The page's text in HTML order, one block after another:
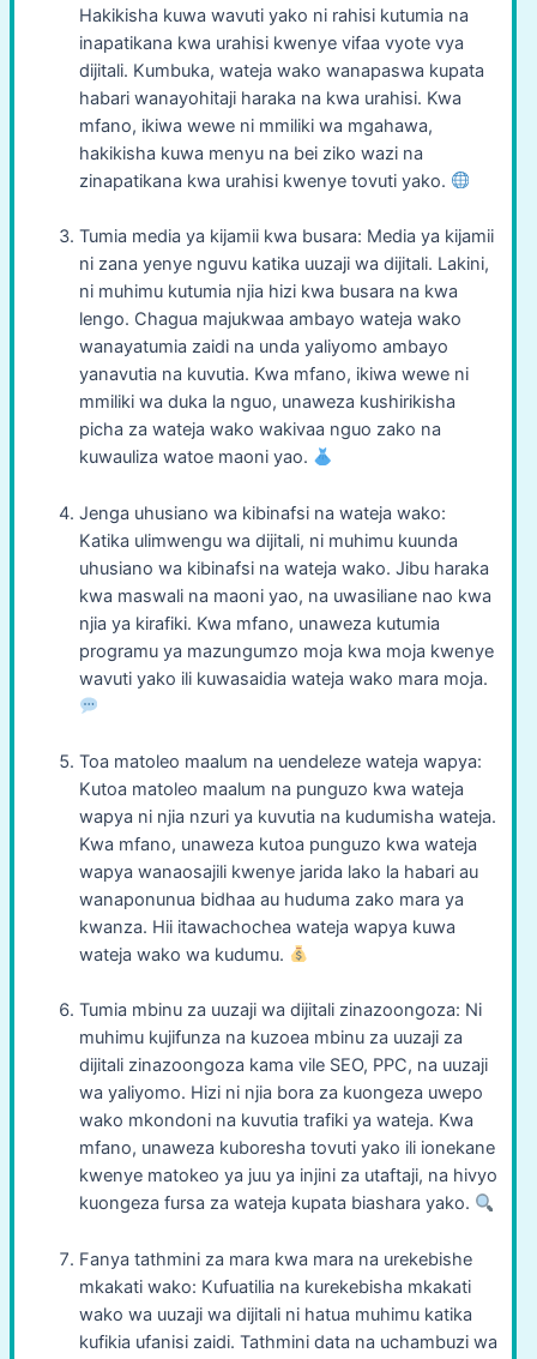
Hakikisha kuwa wavuti yako ni rahisi kutumia na
inapatikana kwa urahisi kwenye vifaa vyote vya
dijitali. Kumbuka, wateja wako wanapaswa kupata
habari wanayohitaji haraka na kwa urahisi. Kwa
mfano, ikiwa wewe ni mmiliki wa mgahawa,
hakikisha kuwa menyu na bei ziko wazi na
zinapatikana kwa urahisi kwenye tovuti yako.
Tumia media ya kijamii kwa busara: Media ya kijamii
ni zana yenye nguvu katika uuzaji wa dijitali. Lakini,
ni muhimu kutumia njia hizi kwa busara na kwa
lengo. Chagua majukwaa ambayo wateja wako
wanayatumia zaidi na unda yaliyomo ambayo
yanavutia na kuvutia. Kwa mfano, ikiwa wewe ni
mmiliki wa duka la nguo, unaweza kushirikisha
picha za wateja wako wakivaa nguo zako na
kuwauliza watoe maoni yao.
Jenga uhusiano wa kibinafsi na wateja wako:
Katika ulimwengu wa dijitali, ni muhimu kuunda
uhusiano wa kibinafsi na wateja wako. Jibu haraka
kwa maswali na maoni yao, na uwasiliane nao kwa
njia ya kirafiki. Kwa mfano, unaweza kutumia
programu ya mazungumzo moja kwa moja kwenye
wavuti yako ili kuwasaidia wateja wako mara moja.
Toa matoleo maalum na uendeleze wateja wapya:
Kutoa matoleo maalum na punguzo kwa wateja
wapya ni njia nzuri ya kuvutia na kudumisha wateja.
Kwa mfano, unaweza kutoa punguzo kwa wateja
wapya wanaosajili kwenye jarida lako la habari au
wanaponunua bidhaa au huduma zako mara ya
kwanza. Hii itawachochea wateja wapya kuwa
wateja wako wa kudumu.
Tumia mbinu za uuzaji wa dijitali zinazoongoza: Ni
muhimu kujifunza na kuzoea mbinu za uuzaji za
dijitali zinazoongoza kama vile SEO, PPC, na uuzaji
wa yaliyomo. Hizi ni njia bora za kuongeza uwepo
wako mkondoni na kuvutia trafiki ya wateja. Kwa
mfano, unaweza kuboresha tovuti yako ili ionekane
kwenye matokeo ya juu ya injini za utaftaji, na hivyo
kuongeza fursa za wateja kupata biashara yako.
Fanya tathmini za mara kwa mara na urekebishe
mkakati wako: Kufuatilia na kurekebisha mkakati
wako wa uuzaji wa dijitali ni hatua muhimu katika
kufikia ufanisi zaidi. Tathmini data na uchambuzi wa